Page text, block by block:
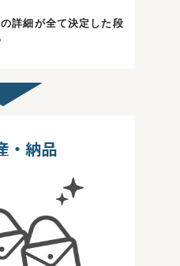
詳細が全て決定した段
・納品